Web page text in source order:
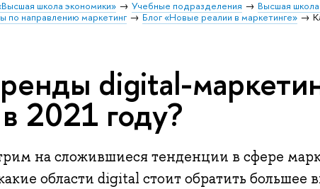
школа экономики» Учебные подразделения Высшая
направлению маркетинг Блог «Новые реалии в маркетинге»
digital-
2021 году?
на сложившиеся тенденции в сфере
области digital стоит обратить большее